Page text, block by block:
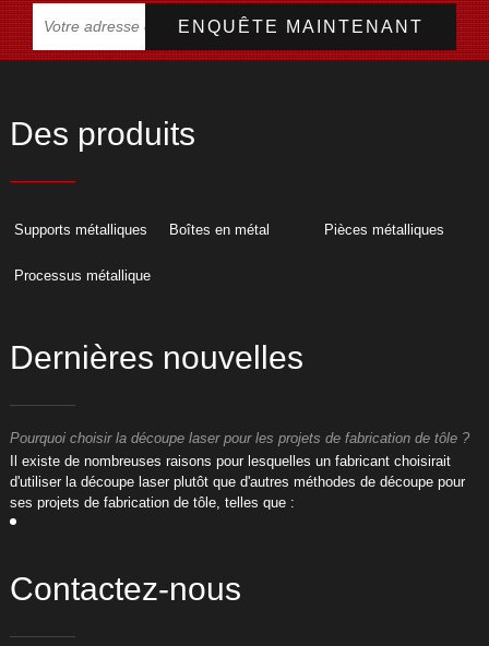
Des produits
Supports métalliques Boîtes en métal Pièces métalliques
Processus métallique
Dernières nouvelles
Pourquoi choisir la découpe laser pour les projets de fabrication de tôle ?
​Il existe de nombreuses raisons pour lesquelles un fabricant choisirait
d'utiliser la découpe laser plutôt que d'autres méthodes de découpe pour
ses projets de fabrication de tôle, telles que :
Contactez-nous